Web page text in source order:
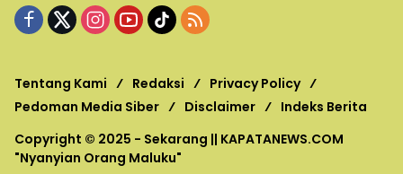
Tentang Kami Redaksi
Privacy Policy
Pedoman Media Siber
Disclaimer
Indeks Berita
Copyright © 2025 - Sekarang || KAPATANEWS.COM
"Nyanyian Orang Maluku"